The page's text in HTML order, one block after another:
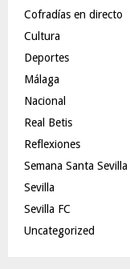
Cofradías en directo
Cultura
Deportes
Málaga
Nacional
Real Betis
Reflexiones
Semana Santa Sevilla
Sevilla
Sevilla FC
Uncategorized